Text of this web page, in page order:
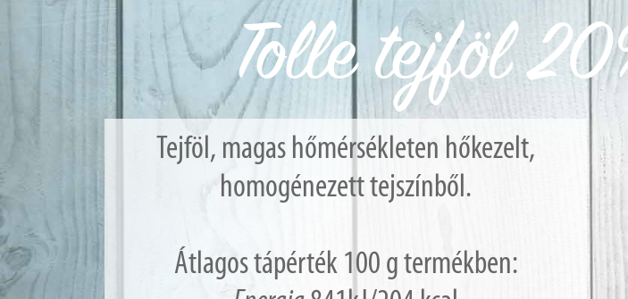
Tolle tejföl
Tejföl, magas hőmérsékleten hőkezelt,
homogénezett tejszínből.
Átlagos tápérték 100 g termékben: